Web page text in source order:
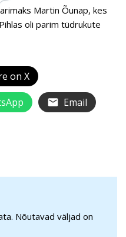
Martin Õunap, kes
oli parim tüdrukute
on X
Email
Nõutavad väljad on